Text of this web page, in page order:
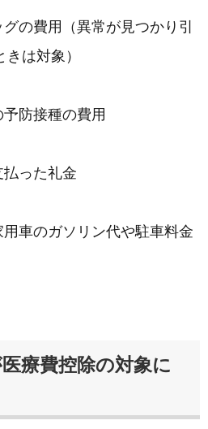
の費用（異常が見つかり引
は対象）
防接種の費用
払った礼金
車のガソリン代や駐車料金
療費控除の対象に